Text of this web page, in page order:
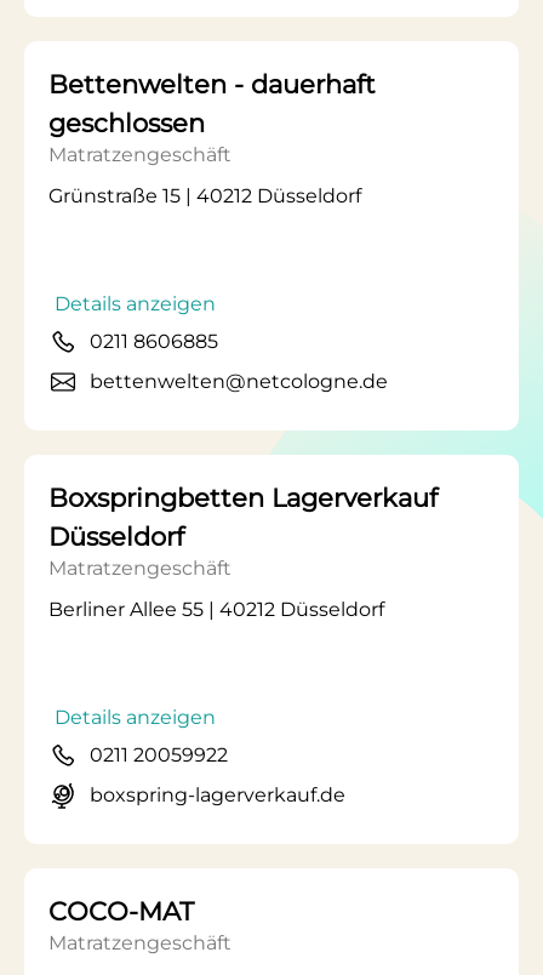
Bettenwelten - dauerhaft
geschlossen
Matratzengeschäft
Grünstraße 15 | 40212 Düsseldorf
Details anzeigen
0211 8606885
bettenwelten@netcologne.de
Boxspringbetten Lagerverkauf
Düsseldorf
Matratzengeschäft
Berliner Allee 55 | 40212 Düsseldorf
Details anzeigen
0211 20059922
boxspring-lagerverkauf.de
COCO-MAT
Matratzengeschäft